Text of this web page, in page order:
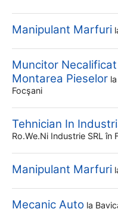
Manipulant Marfuri
Muncitor
Montarea Pieselor la
Focşani
Tehnician In
Ro.we.ni Industrie SRL în
Manipulant Marfuri
Mecanic Auto la